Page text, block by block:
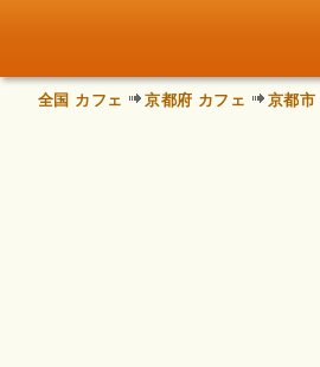
全国 カフェ 京都府 カフェ 京都市